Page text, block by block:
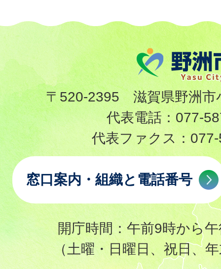
〒520-2395 滋賀県野洲市
代表電話： 077-
代表ファクス：
窓口案内・組織と電話番号
開庁時間：午前9時から
（土曜・日曜日、祝日、